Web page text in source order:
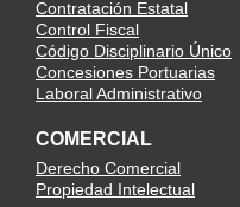
Contratación Estatal
Control Fiscal
Código Disciplinario Único
Concesiones Portuarias
Laboral Administrativo
COMERCIAL
Derecho Comercial
Propiedad Intelectual